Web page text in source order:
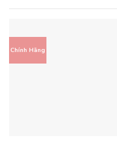
Chính Hãng